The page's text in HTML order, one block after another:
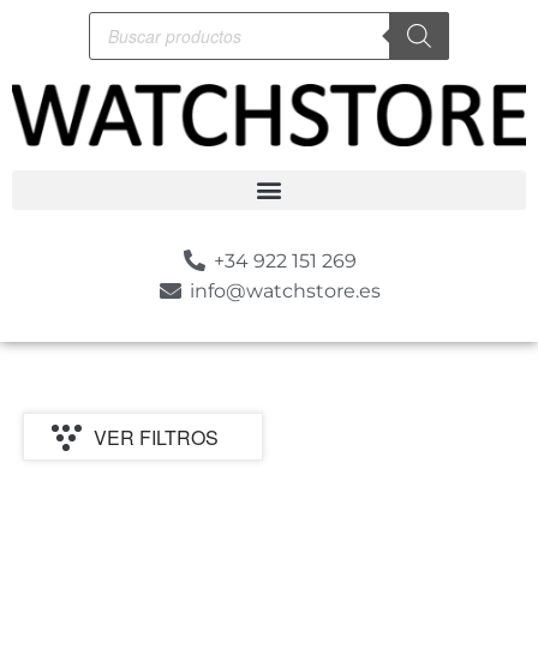
+34 922 151 269
info@watchstore.es
VER FILTROS